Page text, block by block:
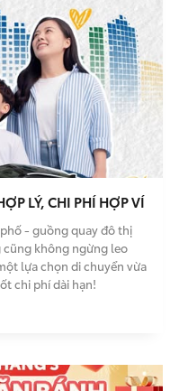
LÝ, CHI PHÍ HỢP VÍ
- guồng quay đô thị
cũng không ngừng leo
lựa chọn di chuyển vừa
chi phí dài hạn!